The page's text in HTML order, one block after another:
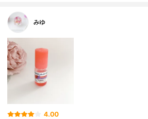
みゆ
4.00